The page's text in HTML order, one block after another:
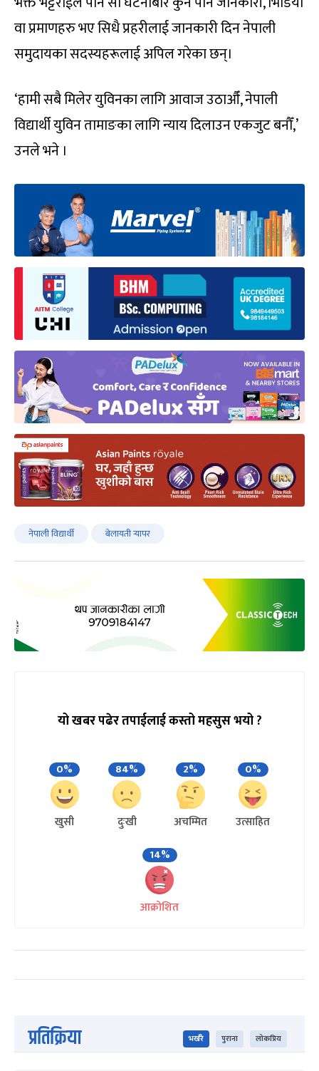
वा प्रमाणहरु भए सिधै प्रहरीलाई जानकारी दिन नेपाली
समुदायका सदस्यहरूलाई अपिल गरेका छन्।
‘हामी सबै मिलेर युविनका लागि आवाज उठाऔँ, नेपाली
विद्यार्थी युविन तामाङका लागि न्याय दिलाउन एकजुट बनौँ,’
उनले भने ।
नेपाली विद्यार्थी बेलायती र्‍यापर
यो खबर पढेर तपाईलाई कस्तो महसुस भयो ?
0%
खुसी
84%
दुःखी
2%
अचम्मित
0%
उत्साहित
14%
आक्रोशित
प्रतिक्रिया भर्खरै पुराना लोकप्रिय